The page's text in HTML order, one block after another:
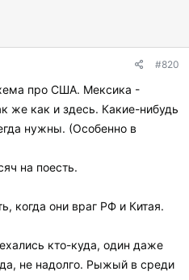
#820
про США. Мексика -
же как и здесь. Какие-нибудь
нужны. (Особенно в
на поесть.
когда они враг РФ и Китая.
кто-куда, один даже
не надолго. Рыжый в среди